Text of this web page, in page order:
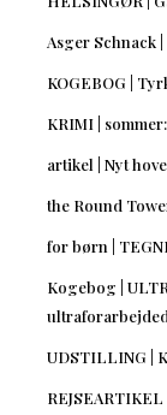
Asger Schnack
KOGEBOG |
KRIMI |
artikel | Nyt
the Round
for børn |
Kogebog |
UDSTILLING |